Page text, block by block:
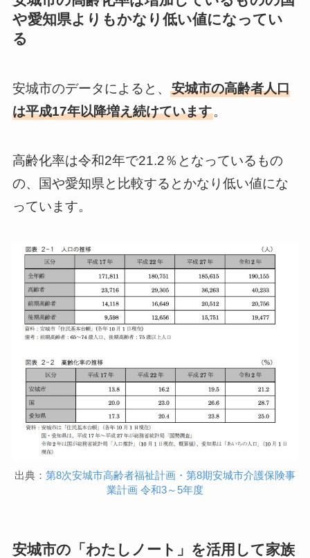
や愛知県よりもかなり低い値になってい
る
安城市のデータによると、 安城市の高齢者人口
は平成17年以降増え続けています。
高齢化率は令和2年で21.2％となっているもの
の、国や愛知県と比較するとかなり低い値にな
っています。
出典： 第8次安城市高齢者福祉計画・第8期安城市介護保険事
業計画 令和3～5年度
安城市の「わたしノート」を活用して家族